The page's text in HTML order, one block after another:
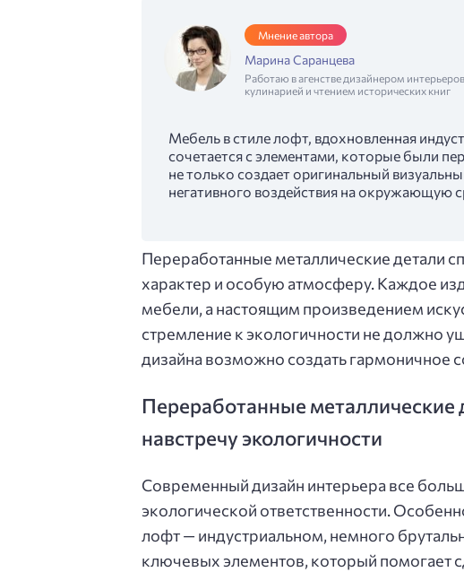
Мнение автора
Марина Саранцева
Работаю в агенстве дизайнером
кулинарией и чтением исторических книг
Мебель в стиле лофт, вдохновленная
сочетается с элементами, которые были
не только создает оригинальный
негативного воздействия на окружающую
Переработанные металлические детали
характер и особую атмосферу. Каждое
мебели, а настоящим произведением
стремление к экологичности не должно
дизайна возможно создать гармоничное
Переработанные
навстречу экологичности
Современный дизайн интерьера все
экологической ответственности.
лофт — индустриальном, немного
ключевых элементов, который помогает